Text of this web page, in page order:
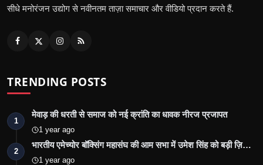
सीधे मनोरंजन उद्योग से नवीनतम ताज़ा समाचार और वीडियो प्रदान करते हैं.
TRENDING POSTS
1
मेवाड़ की धरती से समाज को नई क्रांति का धावक नीरज प्रजापत
1 year ago
2
भारतीय एमेच्योर बॉक्सिंग महासंघ की आम सभा में उमेश सिंह को बड़ी ज़ि…
1 year ago